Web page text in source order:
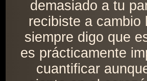
demasiado a tu
recibiste a cambio
siempre digo que
es prácticamente
cuantificar